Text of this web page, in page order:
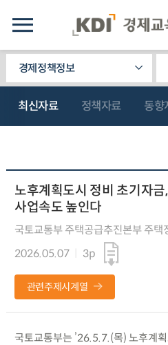
경제정책정보
최신자료 정책자료 동향
노후계획도시 정비 초기자
사업속도 높인다
국토교통부 주택공급추진본부 주
2026.05.07
3p
관련주제시계열
국토교통부는 ’26.5.7.(목) 노후계